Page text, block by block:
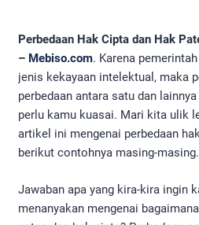
Perbedaan Hak Cipta dan Hak
– Mebiso.com. Karena
jenis kekayaan intelektual, maka
perbedaan antara satu dan
perlu kamu kuasai. Mari kita ulik
artikel ini mengenai perbedaan
berikut contohnya masing-masing.
Jawaban apa yang kira-kira ingin
menanyakan mengenai